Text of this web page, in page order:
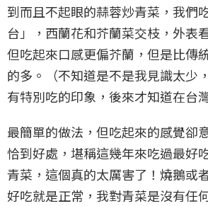
到而且不起眼的蒜蓉炒青菜，我們
台」，西蘭花和芥蘭菜交枝，外表
但吃起來口感更偏芥蘭，但是比傳
的多。（不知道是不是我見識太少
有特別吃的印象，後來才知道在台
最簡單的做法，但吃起來的感覺卻
恰到好處，堪稱這幾年來吃過最好
青菜，這個真的太厲害了！燒鵝或
好吃就是正常，我對青菜是沒有任